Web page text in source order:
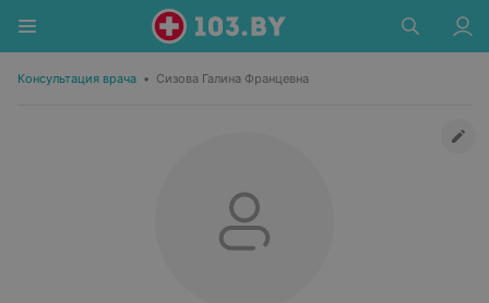
Консультация врача • Сизова Галина Францевна